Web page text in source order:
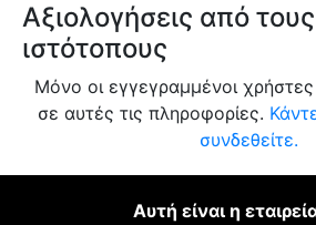
Αξιολογήσεις από
ιστότοπους
Μόνο οι εγγεγραμμένοι
σε αυτές τις πληροφορίες.
συνδεθείτε.
Αυτή είναι η